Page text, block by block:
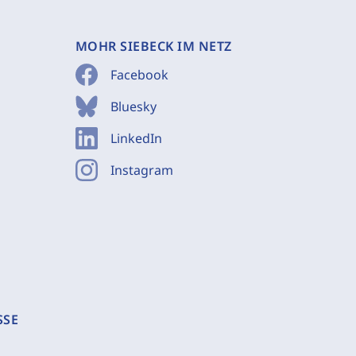
MOHR SIEBECK IM NETZ
Facebook
Bluesky
LinkedIn
Instagram